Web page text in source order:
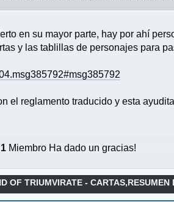
en su mayor parte, hay por ahí
y las tablillas de personajes para
el reglamento traducido y esta
1 Miembro Ha dado un gracias!
OF TRIUMVIRATE -